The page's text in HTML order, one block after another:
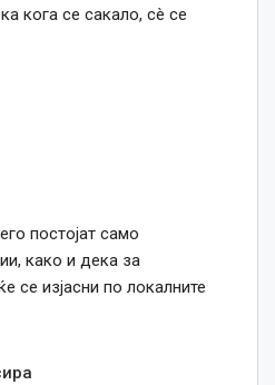
кога се сакало, сè се
постојат само
како и дека за
се изјасни по локалните